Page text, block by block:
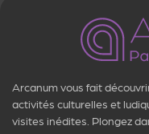
Préparez-vous
un jour
Arcanum vous fait
activités culturelles et
visites inédites. Plongez